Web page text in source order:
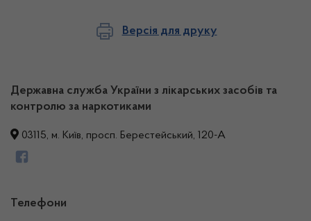
Версія для друку
Державна служба України з лікарських засобів та
контролю за наркотиками
03115, м. Київ, просп. Берестейський, 120-А
Телефони